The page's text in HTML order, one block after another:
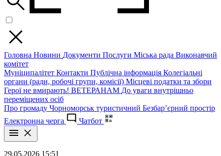
Головна Новини Документи Послуги Міська рада Виконавчий
комітет
Муніципалітет Контакти Публічна інформація Колегіальні
органи (ради, робочі групи, комісії) Місцеві податки та збори
Герої не вмирають! ВЕТЕРАНАМ До уваги внутрішньо
переміщених осіб
Про громаду Чорноморськ туристичний Безбар’єрний простір
Електронна черга
Чатбот
29.05.2026 15:51